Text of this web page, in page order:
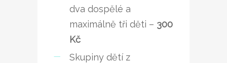
dva dospělé a
maximálně tři děti – 300
Kč
Skupiny dětí z